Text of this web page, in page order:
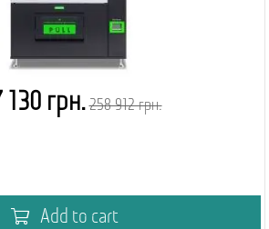
130 грн. 258 912 грн.
Add to cart